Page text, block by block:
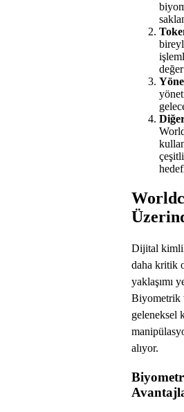
Dijital
daha kritik
yaklaşımı
Biyometrik
geleneksel
alıyor.